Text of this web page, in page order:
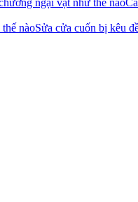
Sửa cửa cuốn bị kêu